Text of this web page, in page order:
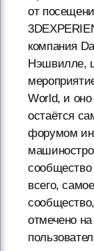
от
компания
Нэшвилле,
World, и оно
остаётся
форумом
сообщество
всего,
отмечено